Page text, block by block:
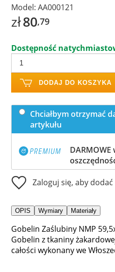
Model: AA000121
zł80,79
Dostępność
DODAJ DO KOSZYKA
Chciałbym otrzymać
artykułu
DARMOWE
Zaloguj się, aby
OPIS Wymiary Materiały
Gobelin Zaślubiny NMP
Gobelin z tkaniny
całości wykonany we